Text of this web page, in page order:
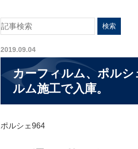
2019.09.04
カーフィルム、ポル
ルム施工で入庫。
ポルシェ964